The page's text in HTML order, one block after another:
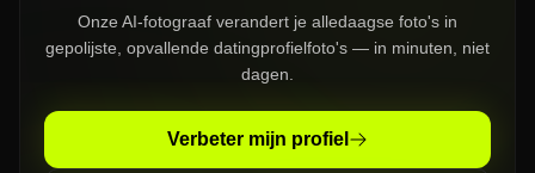
Onze AI-fotograaf verandert je alledaagse foto's in
gepolijste, opvallende datingprofielfoto's — in minuten, niet
dagen.
Verbeter mijn profiel